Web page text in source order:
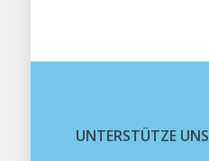
UNTERSTÜTZE UNS